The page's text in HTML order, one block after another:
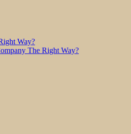
Way?
The Right Way?